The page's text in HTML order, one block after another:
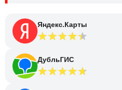
Яндекс.Карты
ДубльГИС